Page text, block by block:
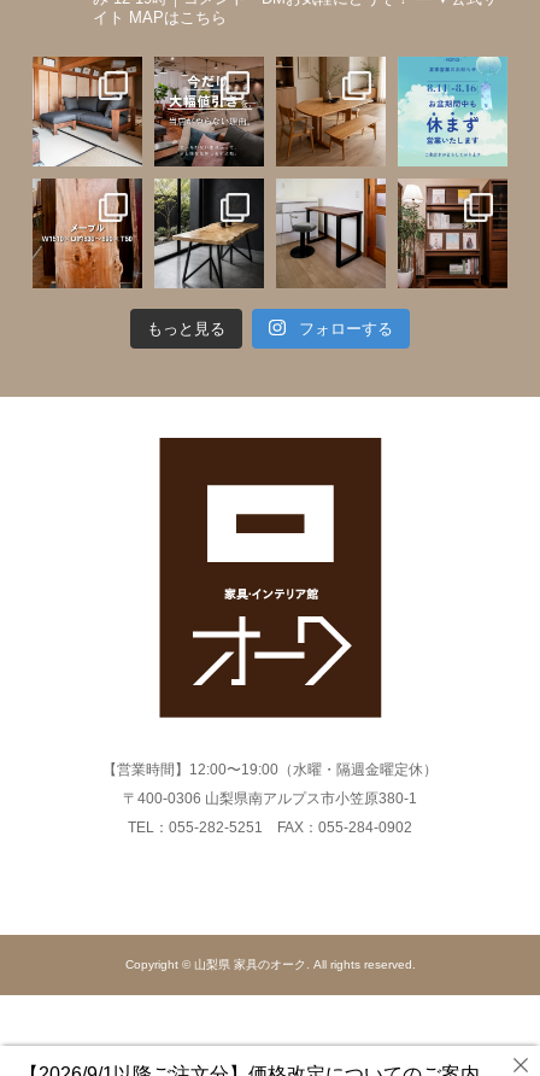
イト MAPはこちら
もっと見る フォローする
【営業時間】12:00〜19:00（水曜・隔週金曜定休）
〒400-0306 山梨県南アルプス市小笠原380-1
TEL：055-282-5251 FAX：055-284-0902
Copyright © 山梨県 家具のオーク. All rights reserved.